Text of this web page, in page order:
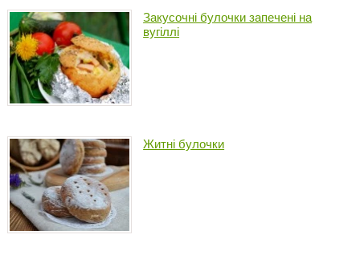
Закусочні булочки запечені на
вугіллі
Житні булочки